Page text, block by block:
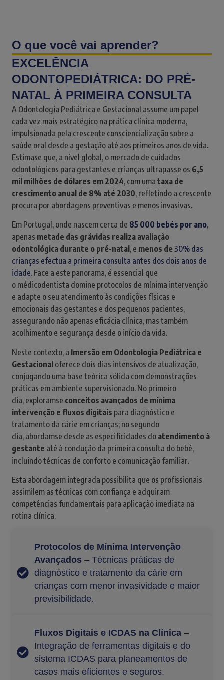
O que você vai aprender?
EXCELÊNCIA
ODONTOPEDIÁTRICA: DO PRÉ-
NATAL À PRIMEIRA CONSULTA
A Odontologia Pediátrica e Gestacional assume um papel
cada vez mais estratégico na prática clínica moderna,
impulsionada pela crescente consciencialização sobre a
saúde oral desde a gestação até aos primeiros anos de vida.
Estimase que, a nível global, o mercado de cuidados
odontológicos para gestantes e crianças ultrapasse os 6,5
mil milhões de dólares em 2024, com uma taxa de
crescimento anual de 8% até 2030, refletindo a crescente
procura por abordagens preventivas e menos invasivas.
Em Portugal, onde nascem cerca de 85 000 bebés por ano,
apenas metade das grávidas realiza avaliação
odontológica durante o pré-natal , e menos de 30% das
crianças efectua a primeira consulta antes dos dois anos de
idade. Face a este panorama, é essencial que
o médicodentista domine protocolos de mínima intervenção
e adapte o seu atendimento às condições físicas e
emocionais das gestantes e dos pequenos pacientes,
assegurando não apenas eficácia clínica, mas também
acolhimento e segurança desde o início da vida.
Neste contexto, a Imersão em Odontologia Pediátrica e
Gestacional oferece dois dias intensivos de atualização,
conjugando uma base teórica sólida com demonstrações
práticas em ambiente supervisionado. No primeiro
dia, exploramse conceitos avançados de mínima
intervenção e fluxos digitais para diagnóstico e
tratamento da cárie em crianças; no segundo
dia, abordamse desde as especificidades do atendimento à
gestante até à condução da primeira consulta do bebé,
incluindo técnicas de conforto e comunicação familiar.
Esta abordagem integrada possibilita que os profissionais
assimilem as técnicas com confiança e adquiram
competências fundamentais para aplicação imediata na
rotina clínica.
Protocolos de Mínima Intervenção
Avançados – Técnicas práticas de
diagnóstico e tratamento da cárie em
crianças com menor invasividade e maior
previsibilidade.
Fluxos Digitais e ICDAS na Clínica –
Integração de ferramentas digitais e do
sistema ICDAS para planeamentos de
casos mais eficientes e seguros.